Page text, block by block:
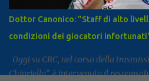
stato convocato dal club, allenandosi
in considerazione per le gare. Il ct
convocandolo in nazionale e gli
diversa, m...
Dottor Canonico: "Staff di alto
condizioni dei giocatori
Oggi su CRC, nel corso della
Chiariello”, è intervenuto il